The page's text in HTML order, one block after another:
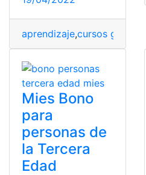
aprendizaje,cursos gratis
Mies Bono
para
personas de
la Tercera
Edad